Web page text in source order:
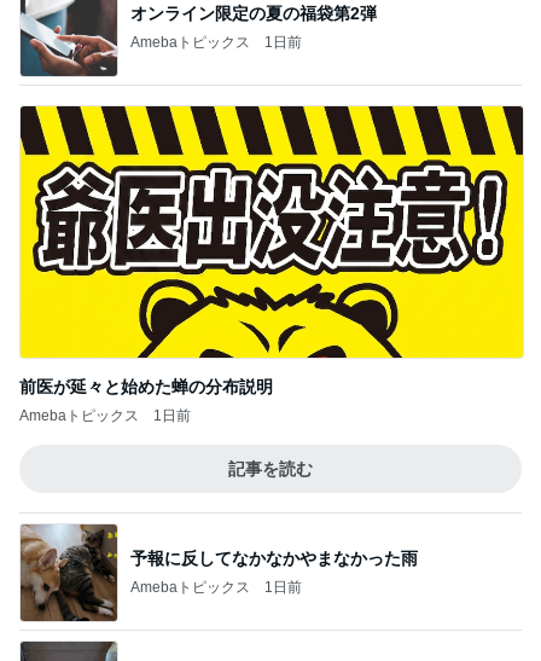
オンライン限定の夏の福袋第2弾
Amebaトピックス 1日前
前医が延々と始めた蝉の分布説明
Amebaトピックス 1日前
記事を読む
予報に反してなかなかやまなかった雨
Amebaトピックス 1日前